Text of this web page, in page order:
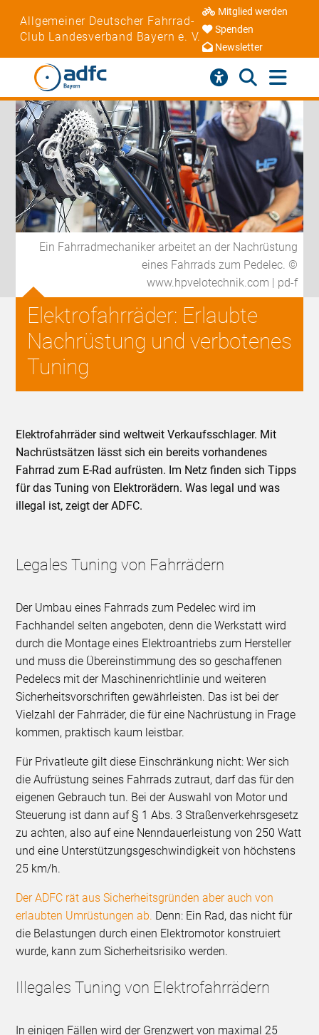
Allgemeiner Deutscher Fahrrad-
Club Landesverband Bayern e. V.
Mitglied werden
Spenden
Newsletter
Ein Fahrradmechaniker arbeitet an der Nachrüstung
eines Fahrrads zum Pedelec. ©
www.hpvelotechnik.com | pd-f
Elektrofahrräder: Erlaubte
Nachrüstung und verbotenes
Tuning
Elektrofahrräder sind weltweit Verkaufsschlager. Mit
Nachrüstsätzen lässt sich ein bereits vorhandenes
Fahrrad zum E-Rad aufrüsten. Im Netz finden sich Tipps
für das Tuning von Elektrorädern. Was legal und was
illegal ist, zeigt der ADFC.
Legales Tuning von Fahrrädern
Der Umbau eines Fahrrads zum Pedelec wird im
Fachhandel selten angeboten, denn die Werkstatt wird
durch die Montage eines Elektroantriebs zum Hersteller
und muss die Übereinstimmung des so geschaffenen
Pedelecs mit der Maschinenrichtlinie und weiteren
Sicherheitsvorschriften gewährleisten. Das ist bei der
Vielzahl der Fahrräder, die für eine Nachrüstung in Frage
kommen, praktisch kaum leistbar.
Für Privatleute gilt diese Einschränkung nicht: Wer sich
die Aufrüstung seines Fahrrads zutraut, darf das für den
eigenen Gebrauch tun. Bei der Auswahl von Motor und
Steuerung ist dann auf § 1 Abs. 3 Straßenverkehrsgesetz
zu achten, also auf eine Nenndauerleistung von 250 Watt
und eine Unterstützungsgeschwindigkeit von höchstens
25 km/h.
Der ADFC rät aus Sicherheitsgründen aber auch von
erlaubten Umrüstungen ab. Denn: Ein Rad, das nicht für
die Belastungen durch einen Elektromotor konstruiert
wurde, kann zum Sicherheitsrisiko werden.
Illegales Tuning von Elektrofahrrädern
In einigen Fällen wird der Grenzwert von maximal 25